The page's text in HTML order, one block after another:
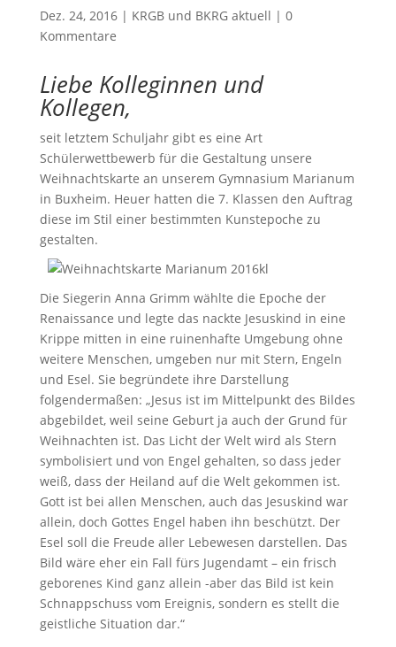
Dez. 24, 2016| KRGB und BKRG aktuell | 0
Kommentare
Liebe Kolleginnen und
Kollegen,
seit letztem Schuljahr gibt es eine Art
Schülerwettbewerb für die Gestaltung unsere
Weihnachtskarte an unserem Gymnasium Marianum
in Buxheim. Heuer hatten die 7. Klassen den Auftrag
diese im Stil einer bestimmten Kunstepoche zu
gestalten.
Die Siegerin Anna Grimm wählte die Epoche der
Renaissance und legte das nackte Jesuskind in eine
Krippe mitten in eine ruinenhafte Umgebung ohne
weitere Menschen, umgeben nur mit Stern, Engeln
und Esel. Sie begründete ihre Darstellung
folgendermaßen: „Jesus ist im Mittelpunkt des Bildes
abgebildet, weil seine Geburt ja auch der Grund für
Weihnachten ist. Das Licht der Welt wird als Stern
symbolisiert und von Engel gehalten, so dass jeder
weiß, dass der Heiland auf die Welt gekommen ist.
Gott ist bei allen Menschen, auch das Jesuskind war
allein, doch Gottes Engel haben ihn beschützt. Der
Esel soll die Freude aller Lebewesen darstellen. Das
Bild wäre eher ein Fall fürs Jugendamt – ein frisch
geborenes Kind ganz allein -aber das Bild ist kein
Schnappschuss vom Ereignis, sondern es stellt die
geistliche Situation dar.“